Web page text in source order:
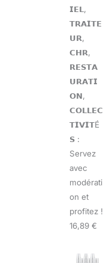
𝗜𝗘𝗟,
𝗧𝗥𝗔𝗜𝗧𝗘
𝗨𝗥,
𝗖𝗛𝗥,
𝗥𝗘𝗦𝗧𝗔
𝗨𝗥𝗔𝗧𝗜
𝗢𝗡,
𝗖𝗢𝗟𝗟𝗘𝗖
𝗧𝗜𝗩𝗜𝗧É
𝗦 :
Servez
avec
modérati
on et
profitez !
16,89 €